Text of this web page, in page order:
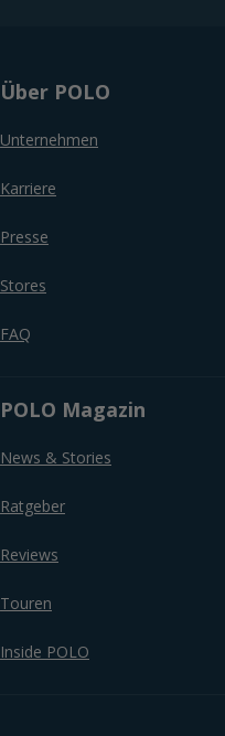
Über POLO
Unternehmen
Karriere
Presse
Stores
FAQ
POLO Magazin
News & Stories
Ratgeber
Reviews
Touren
Inside POLO